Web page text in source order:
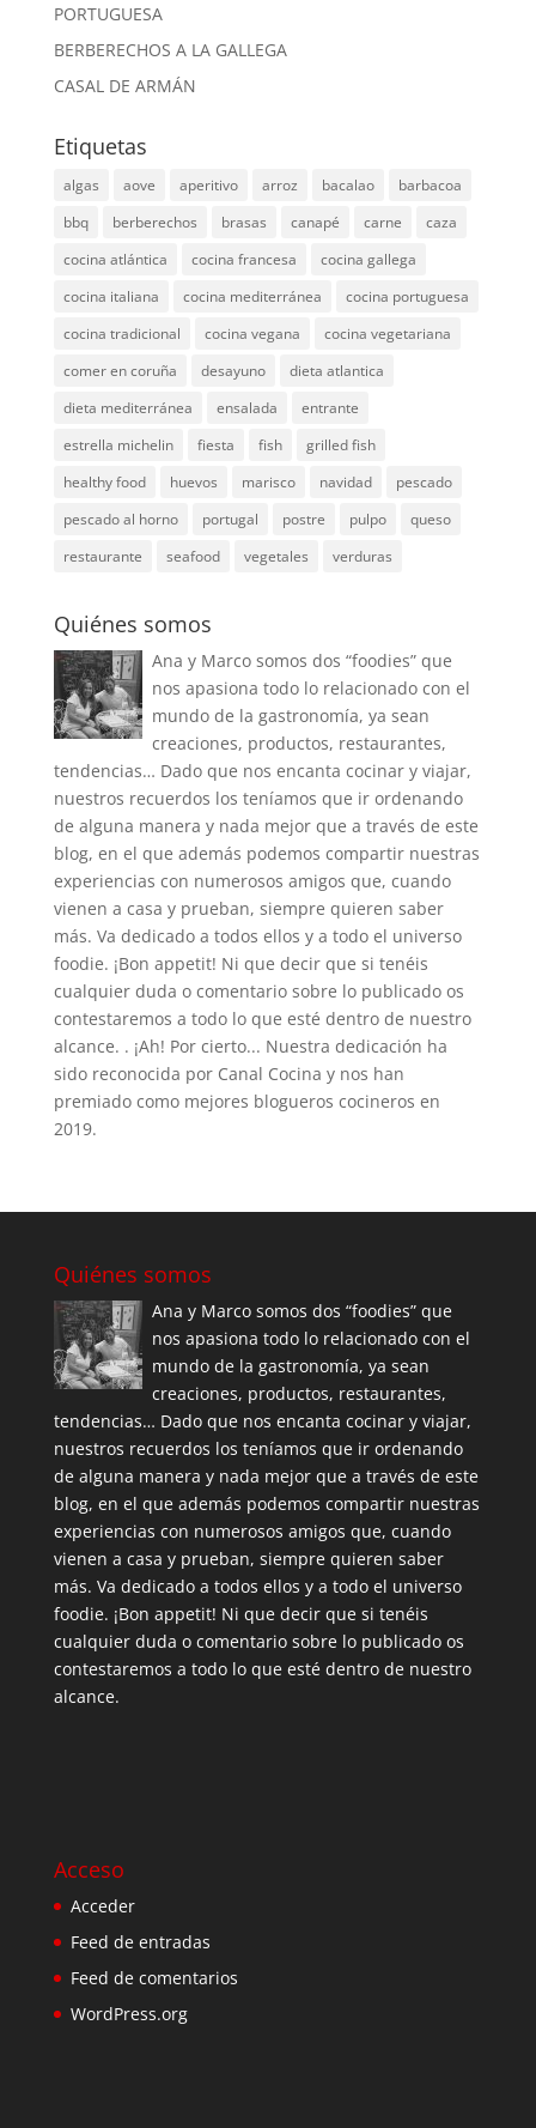
PORTUGUESA
BERBERECHOS A LA GALLEGA
CASAL DE ARMÁN
Etiquetas
algas aove aperitivo arroz bacalao
barbacoa
bbq
berberechos brasas canapé carne
caza
cocina atlántica
cocina francesa
cocina gallega
cocina italiana
cocina mediterránea
cocina portuguesa
cocina tradicional
cocina vegana
cocina vegetariana
comer en coruña
desayuno
dieta atlantica
dieta mediterránea
ensalada
entrante
estrella michelin
fiesta fish
grilled fish
healthy food
huevos marisco navidad
pescado
pescado al horno
portugal postre pulpo
queso
restaurante
seafood vegetales verduras
Quiénes somos
Ana y Marco somos dos “foodies” que
nos apasiona todo lo relacionado con el
mundo de la gastronomía, ya sean
creaciones, productos, restaurantes,
tendencias… Dado que nos encanta cocinar y viajar,
nuestros recuerdos los teníamos que ir ordenando
de alguna manera y nada mejor que a través de este
blog, en el que además podemos compartir nuestras
experiencias con numerosos amigos que, cuando
vienen a casa y prueban, siempre quieren saber
más. Va dedicado a todos ellos y a todo el universo
foodie. ¡Bon appetit! Ni que decir que si tenéis
cualquier duda o comentario sobre lo publicado os
contestaremos a todo lo que esté dentro de nuestro
alcance. . ¡Ah! Por cierto... Nuestra dedicación ha
sido reconocida por Canal Cocina y nos han
premiado como mejores blogueros cocineros en
2019.
Quiénes somos
Ana y Marco somos dos “foodies” que
nos apasiona todo lo relacionado con el
mundo de la gastronomía, ya sean
creaciones, productos, restaurantes,
tendencias… Dado que nos encanta cocinar y viajar,
nuestros recuerdos los teníamos que ir ordenando
de alguna manera y nada mejor que a través de este
blog, en el que además podemos compartir nuestras
experiencias con numerosos amigos que, cuando
vienen a casa y prueban, siempre quieren saber
más. Va dedicado a todos ellos y a todo el universo
foodie. ¡Bon appetit! Ni que decir que si tenéis
cualquier duda o comentario sobre lo publicado os
contestaremos a todo lo que esté dentro de nuestro
alcance.
Acceso
Acceder
Feed de entradas
Feed de comentarios
WordPress.org